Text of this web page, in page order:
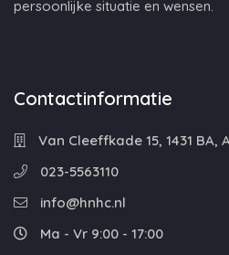
persoonlijke situatie en wensen.
Contactinformatie
Van Cleeffkade 15, 1431 BA,
023-5563110
info@hnhc.nl
Ma - Vr 9:00 - 17:00